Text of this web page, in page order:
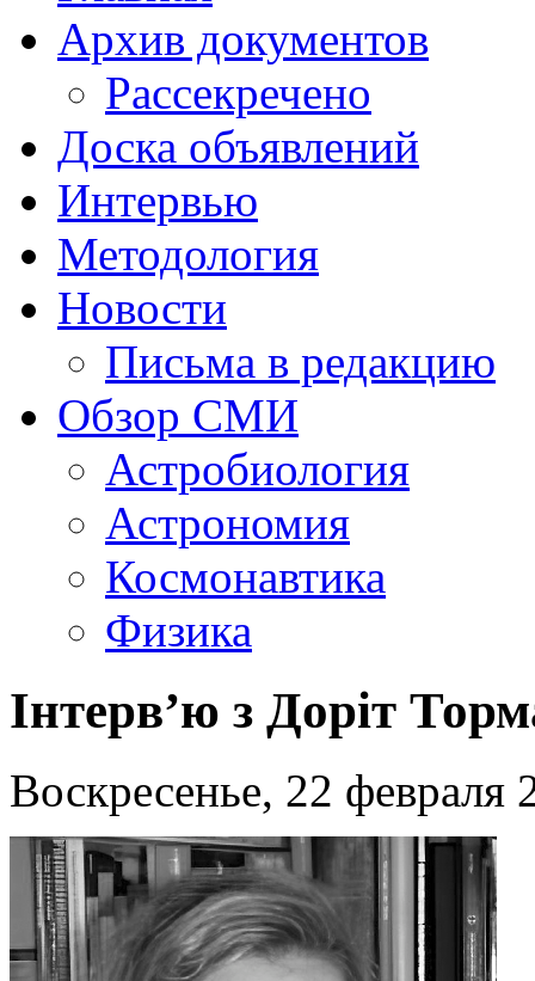
Архив документов
Рассекречено
Доска объявлений
Интервью
Методология
Новости
Письма в редакцию
Обзор СМИ
Астробиология
Астрономия
Космонавтика
Физика
Інтерв’ю з Доріт
Воскресенье, 22 февраля